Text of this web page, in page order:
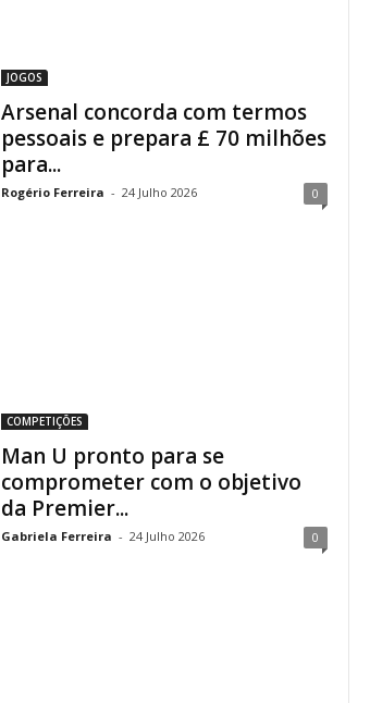
JOGOS
Arsenal concorda com termos
pessoais e prepara £ 70 milhões
para...
Rogério Ferreira - 24 Julho 2026 0
COMPETIÇÕES
Man U pronto para se
comprometer com o objetivo
da Premier...
Gabriela Ferreira - 24 Julho 2026 0